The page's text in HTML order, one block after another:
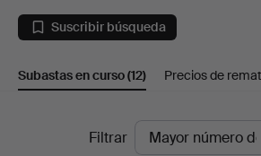
cristal
en
Auktionshaus
Suscribir búsqueda
Subastas en curso(12) Precios de
SubastasFiltrar